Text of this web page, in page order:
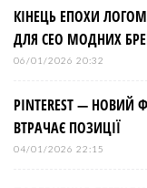
КІНЕЦЬ ЕПОХИ
ДЛЯ СЕО МОДНИХ
06/01/2026 20:32
PINTEREST — НОВИЙ
ВТРАЧАЄ ПОЗИЦІЇ
04/01/2026 22:15